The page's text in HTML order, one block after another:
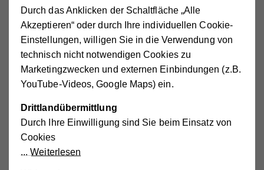
Sandra Pires.
Öffnungszeiten Weihnachtsmarkt
Donnerstag, 24.11.2022,
16.00–22.00 Uhr; 19.00 Uhr:
Auftritt des Chors „Chary Ladies“
Freitag, 25.11.2022,
16.00–22.00 Uhr; 17.00 Uhr: Auftritt
Ort:Heuriger Hengl-Haselbrunner, Iglaseegasse 10, 1190
Wien
Das Annemarie-Imhof-Komitee für das Wiener
Durch das Anklicken der Schaltfläche „Alle
Akzeptieren“ oder durch Ihre individuellen Cookie-
Einstellungen, willigen Sie in die Verwendung von
technisch nicht notwendigen Cookies zu
Marketingzwecken und externen Einbindungen (z.B.
YouTube-Videos, Google Maps) ein.
Drittlandübermittlung
Durch Ihre Einwilligung sind Sie beim Einsatz von
Cookies
Weiterlesen